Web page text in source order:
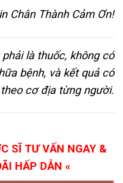
Chân Thành Cảm Ơn!
là thuốc, không có
bệnh, và kết quả có
cơ địa từng người.
SĨ TƯ VẤN NGAY &
HẤP DẪN «